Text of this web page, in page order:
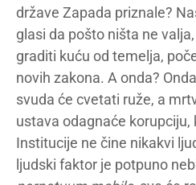
države Zapada priznale?
glasi da pošto ništa ne
graditi kuću od temelja,
novih zakona. A onda?
svuda će cvetati ruže, a
ustava odagnaće korupciju,
Institucije ne čine nikakvi
ljudski faktor je potpuno